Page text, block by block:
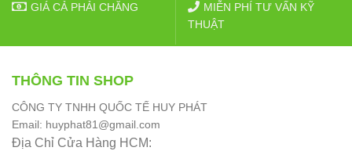
GIÁ CẢ PHẢI CHĂNG
MIỄN PHÍ TƯ VẤN KỸ
THUẬT
THÔNG TIN SHOP
CÔNG TY TNHH QUỐC TẾ HUY PHÁT
Email: huyphat81@gmail.com
Địa Chỉ Cửa Hàng HCM: